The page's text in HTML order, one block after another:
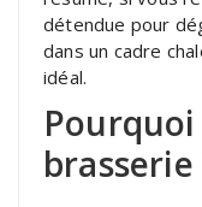
détendue pour
dans un cadre
idéal.
brasserie